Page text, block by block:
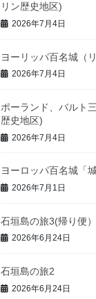
リン歴史地区)
2026年7月4日
ヨーリッパ百名城（
2026年7月4日
ポーランド、バルト
歴史地区)
2026年7月4日
ヨーロッパ百名城「
2026年7月1日
石垣島の旅3(帰り便）
2026年6月24日
石垣島の旅2
2026年6月24日